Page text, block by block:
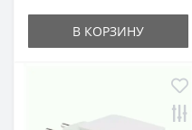
В КОРЗИНУ